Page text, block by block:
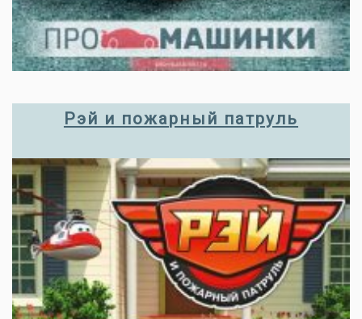
Рэй и пожарный патруль